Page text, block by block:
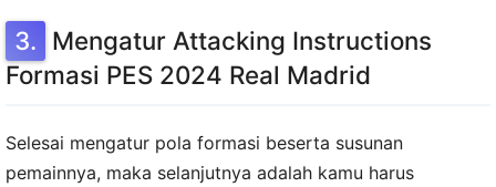
Mengatur Attacking Instructions
Formasi PES 2024 Real Madrid
Selesai mengatur pola formasi beserta susunan
pemainnya, maka selanjutnya adalah kamu harus